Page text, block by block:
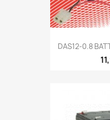
DAS12-0.8